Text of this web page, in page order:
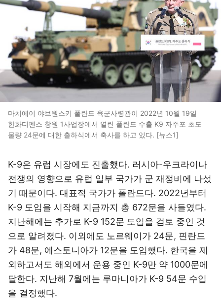
마치에이 야브원스키 폴란드 육군사령관이 2022년 10월 19일
한화디펜스 창원 1사업장에서 열린 폴란드 수출 K9 자주포 초도
물량 24문에 대한 출하식에서 축사를 하고 있다. [뉴스1]
‌K-9은 유럽 시장에도 진출했다. 러시아-우크라이나
전쟁의 영향으로 유럽 일부 국가가 군 재정비에 나섰
기 때문이다. 대표적 국가가 폴란드다. 2022년부터
K-9 도입을 시작해 지금까지 총 672문을 사들였다.
지난해에는 추가로 K-9 152문 도입을 검토 중인 것
으로 알려졌다. 이외에도 노르웨이가 24문, 핀란드
가 48문, 에스토니아가 12문을 도입했다. 한국을 제
외하고서도 해외에서 운용 중인 K-9만 약 1000문에
달한다. 지난해 7월에는 루마니아가 K-9 54문 수입
을 결정했다.